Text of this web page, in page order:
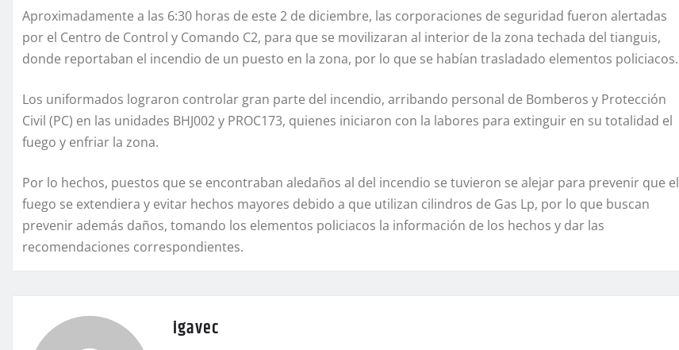
Aproximadamente a las 6:30 horas de este 2 de diciembre, las corporaciones de seguridad fueron alertadas
por el Centro de Control y Comando C2, para que se movilizaran al interior de la zona techada del tianguis,
donde reportaban el incendio de un puesto en la zona, por lo que se habían trasladado elementos policiacos.
Los uniformados lograron controlar gran parte del incendio, arribando personal de Bomberos y Protección
Civil (PC) en las unidades BHJ002 y PROC173, quienes iniciaron con la labores para extinguir en su totalidad el
fuego y enfriar la zona.
Por lo hechos, puestos que se encontraban aledaños al del incendio se tuvieron se alejar para prevenir que el
fuego se extendiera y evitar hechos mayores debido a que utilizan cilindros de Gas Lp, por lo que buscan
prevenir además daños, tomando los elementos policiacos la información de los hechos y dar las
recomendaciones correspondientes.
igavec